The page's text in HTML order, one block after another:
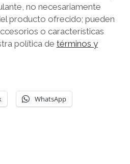
no necesariamente
producto ofrecido; pueden
o características
política de términos y
WhatsApp